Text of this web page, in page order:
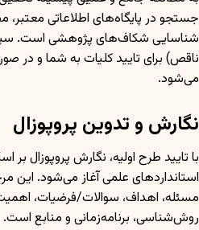
جستجو در پایگاه‌های اطلاعاتی معتبر،
شناسایی شکاف‌های پژوهشی است.
ناقص) برای تایید کلیات به شما و در
می‌شود.
نگارش و تدوین پروپوزال
با تایید طرح اولیه، نگارش پروپوزال
استانداردهای علمی آغاز می‌شود. این
مسئله، اهداف، سوالات/فرضیات،
روش‌شناسی، برنامه‌زمانی و منابع است.